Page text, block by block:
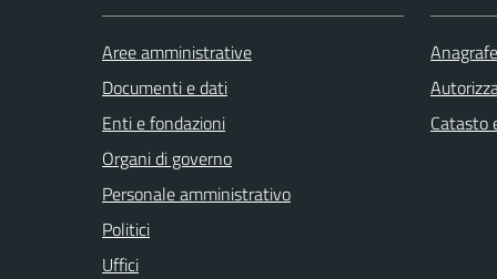
Aree amministrative
Documenti e dati
Enti e fondazioni
Organi di governo
Personale amministrativo
Politici
Uffici
Catasto